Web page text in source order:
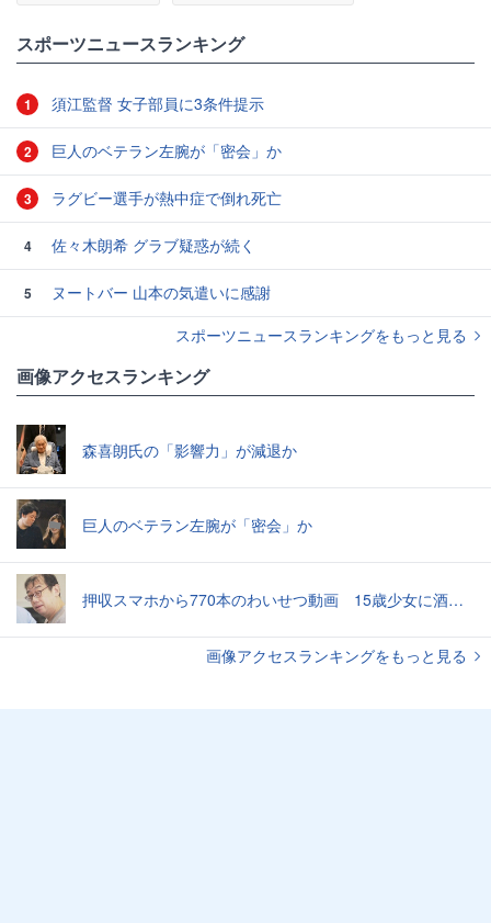
スポーツニュースランキング
1 須江監督 女子部員に3条件提示
2 巨人のベテラン左腕が「密会」か
3 ラグビー選手が熱中症で倒れ死亡
4 佐々木朗希 グラブ疑惑が続く
5
ヌートバー 山本の気遣いに感謝
スポーツニュースランキングをもっと見る
画像アクセスランキング
森喜朗氏の「影響力」が減退か
巨人のベテラン左腕が「密会」か
押収スマホから770本のわいせつ動画 15歳少女に酒と薬飲ませ性的暴行か 54歳男を再逮捕 「薬もありますよ」とSNSで誘い出し
画像アクセスランキングをもっと見る